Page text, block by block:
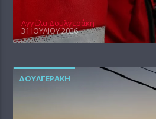
Αγγέλα Δουλγεράκη
31 ΙΟΥΛΊΟΥ 2026
ΔΟΥΛΓΕΡΆΚΗ